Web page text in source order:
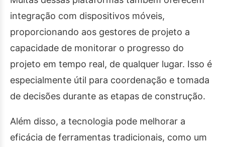
integração com dispositivos móveis,
proporcionando aos gestores de projeto a
capacidade de monitorar o progresso do
projeto em tempo real, de qualquer lugar. Isso é
especialmente útil para coordenação e tomada
de decisões durante as etapas de construção.
Além disso, a tecnologia pode melhorar a
eficácia de ferramentas tradicionais, como um